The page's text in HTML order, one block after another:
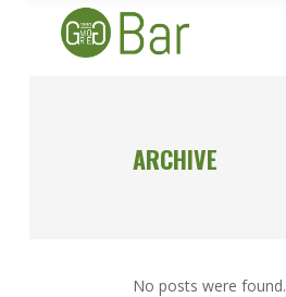
ARCHIVE
No posts were found.